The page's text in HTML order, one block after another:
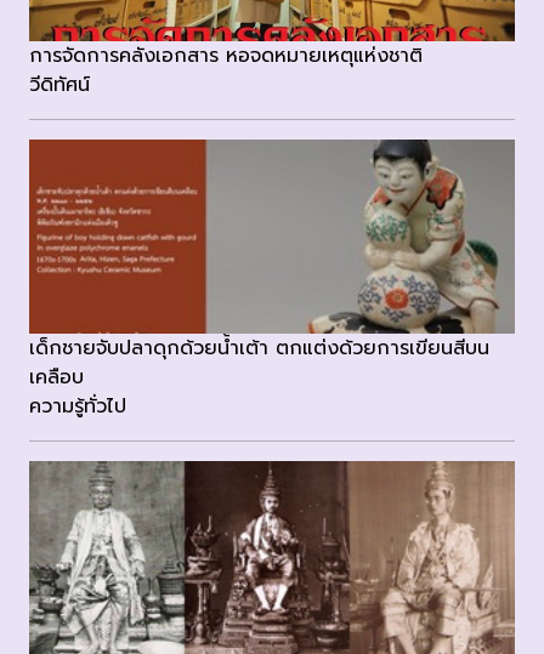
การจัดการคลังเอกสาร หอจดหมายเหตุแห่งชาติ
วีดิทัศน์
เด็กชายจับปลาดุกด้วยน้ำเต้า ตกแต่งด้วยการเขียนสีบน
เคลือบ
ความรู้ทั่วไป